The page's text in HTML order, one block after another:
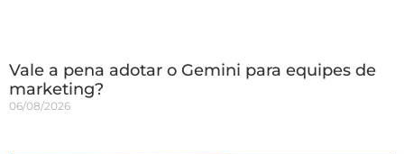
Vale a pena adotar o Gemini para equipes de
marketing?
06/08/2026